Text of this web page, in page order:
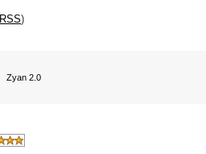
RSS)
Zyan 2.0